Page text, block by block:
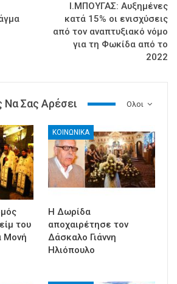
Ι.ΜΠΟΥΓΑΣ: Αυξημένες
κατά 15% οι ενισχύσεις
από τον αναπτυξιακό νόμο
για τη Φωκίδα από το
2022
Ολοι
Να Σας Αρέσει
του
Μονή
ΚΟΙΝΩΝΙΚΑ
Η Δωρίδα
αποχαιρέτησε τον
Δάσκαλο Γιάννη
Ηλιόπουλο